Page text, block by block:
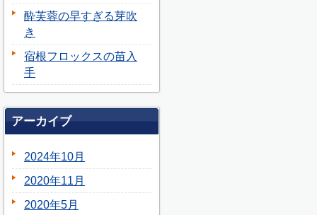
酔芙蓉の早すぎる芽吹
き
宿根フロックスの苗入
手
アーカイブ
2024年10月
2020年11月
2020年5月